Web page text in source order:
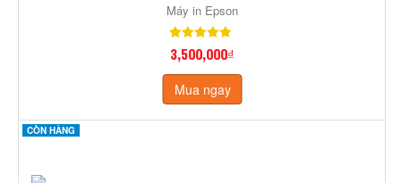
Máy in Epson
3,500,000₫
Mua ngay
CÒN HÀNG